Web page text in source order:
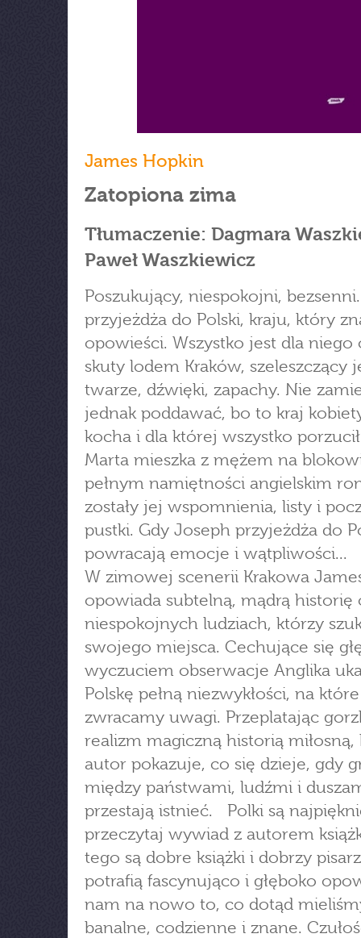
James Hopkin
Zatopiona zima
Tłumaczenie: Dagmara
Paweł Waszkiewicz
Poszukujący, niespokojni,
przyjeżdża do Polski, kraju, który
opowieści. Wszystko jest dla niego
skuty lodem Kraków, szeleszczący
twarze, dźwięki, zapachy. Nie
jednak poddawać, bo to kraj
kocha i dla której wszystko
Marta mieszka z mężem na
pełnym namiętności angielskim
zostały jej wspomnienia, listy i
pustki. Gdy Joseph przyjeżdża do
powracają emocje i wątpliwości...
W zimowej scenerii Krakowa
opowiada subtelną, mądrą historię
niespokojnych ludziach, którzy
swojego miejsca. Cechujące się
wyczuciem obserwacje Anglika
Polskę pełną niezwykłości, na
zwracamy uwagi. Przeplatając
realizm magiczną historią miłosną,
autor pokazuje, co się dzieje, gdy
między państwami, ludźmi i
przestają istnieć. Polki są
przeczytaj wywiad z autorem
tego są dobre książki i dobrzy
potrafią fascynująco i głęboko
nam na nowo to, co dotąd
banalne, codzienne i znane.